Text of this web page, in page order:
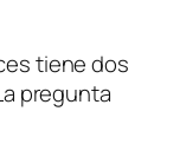
tiene dos
pregunta